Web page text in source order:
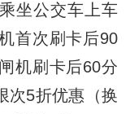
坐公交车上车
首次刷卡后90
机刷卡后60分
次5折优惠（换